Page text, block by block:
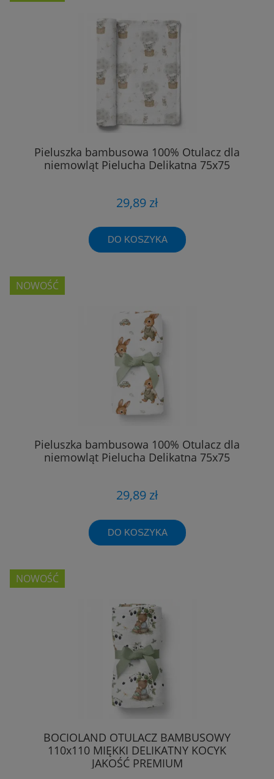
Pieluszka bambusowa 100% Otulacz dla
niemowląt Pielucha Delikatna 75x75
29,89 zł
DO KOSZYKA
Pieluszka bambusowa 100% Otulacz dla
niemowląt Pielucha Delikatna 75x75
29,89 zł
DO KOSZYKA
NOWOŚĆ
BOCIOLAND OTULACZ BAMBUSOWY
110x110 MIĘKKI DELIKATNY KOCYK
JAKOŚĆ PREMIUM
NOWOŚĆ